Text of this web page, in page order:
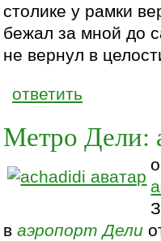
столике у рамки
бежал за мной до
не вернул в
ответить
Метро Дели:
ваэропорт Дели